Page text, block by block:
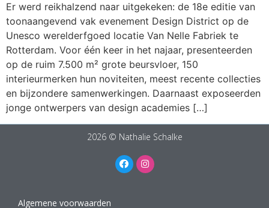
Er werd reikhalzend naar uitgekeken: de 18e editie van
toonaangevend vak evenement Design District op de
Unesco werelderfgoed locatie Van Nelle Fabriek te
Rotterdam. Voor één keer in het najaar, presenteerden
op de ruim 7.500 m² grote beursvloer, 150
interieurmerken hun noviteiten, meest recente collecties
en bijzondere samenwerkingen. Daarnaast exposeerden
jonge ontwerpers van design academies […]
2026 © Nathalie Schalke
Algemene voorwaarden